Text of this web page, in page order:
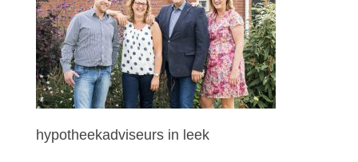
hypotheekadviseurs in leek